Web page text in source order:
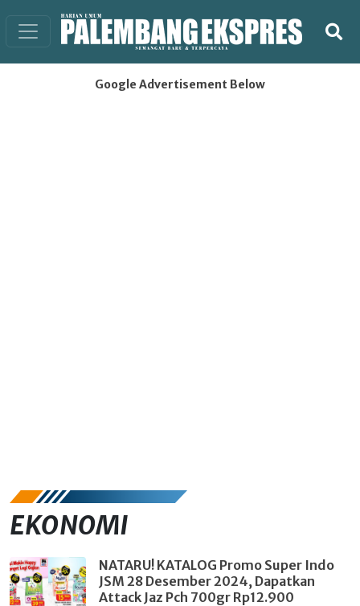
Google Advertisement Below
EKONOMI
NATARU! KATALOG Promo Super Indo
JSM 28 Desember 2024, Dapatkan
Attack Jaz Pch 700gr Rp12.900